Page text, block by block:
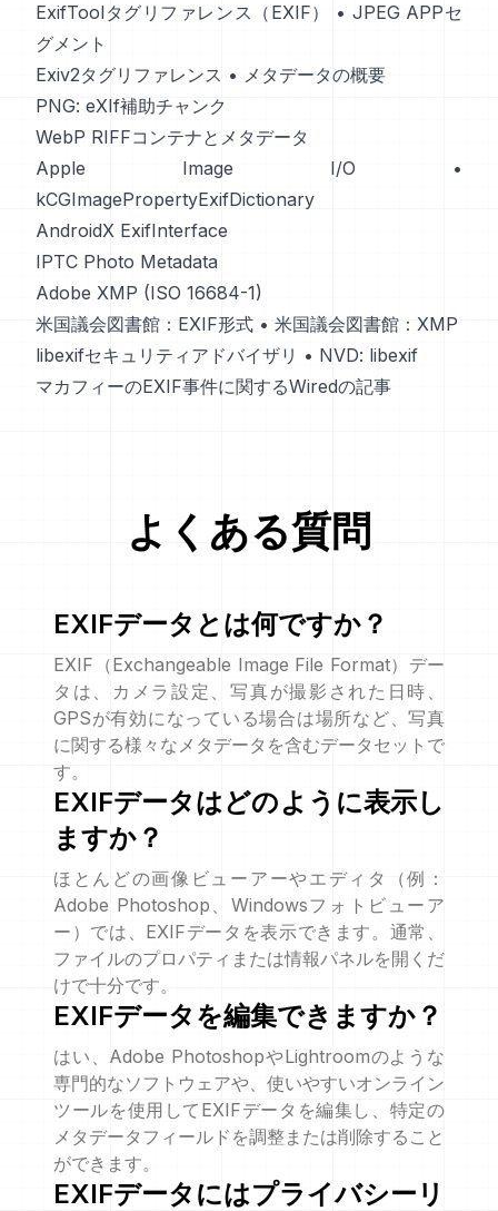
ExifToolタグリファレンス（EXIF）
• JPEG APPセ
グメント
Exiv2タグリファレンス • メタデータの概要
PNG: eXIf補助チャンク
WebP RIFFコンテナとメタデータ
Apple Image I/O •
kCGImagePropertyExifDictionary
AndroidX ExifInterface
IPTC Photo Metadata
Adobe XMP (ISO 16684-1)
米国議会図書館：EXIF形式 • 米国議会図書館：XMP
libexifセキュリティアドバイザリ • NVD: libexif
マカフィーのEXIF事件に関するWiredの記事
よくある質問
EXIFデータとは何ですか？
EXIF（Exchangeable Image File Format）デー
タは、カメラ設定、写真が撮影された日時、
GPSが有効になっている場合は場所など、写真
に関する様々なメタデータを含むデータセットで
す。
EXIFデータはどのように表示し
ますか？
ほとんどの画像ビューアーやエディタ（例：
Adobe Photoshop、Windowsフォトビューア
ー）では、EXIFデータを表示できます。通常、
ファイルのプロパティまたは情報パネルを開くだ
けで十分です。
EXIFデータを編集できますか？
はい、Adobe PhotoshopやLightroomのような
専門的なソフトウェアや、使いやすいオンライン
ツールを使用してEXIFデータを編集し、特定の
メタデータフィールドを調整または削除すること
ができます。
EXIFデータにはプライバシーリ